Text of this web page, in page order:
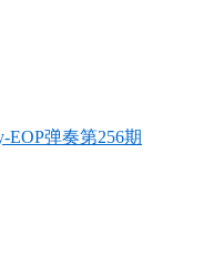
弹奏第256期